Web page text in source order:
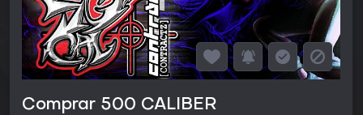
Comprar 500 CALIBER